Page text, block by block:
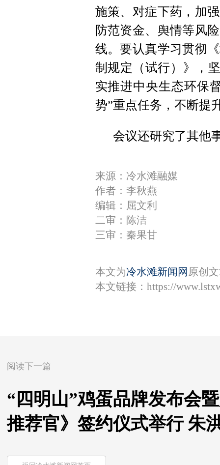
施策、对症下药，加
防范资金、舆情等风
线。要认真学习贯彻
制规定（试行）》，
实推进中央生态环保
势”重点任务，不断提
会议还研究了其他
来源：冷水滩融媒
作者：李秋燕
编辑：屈文利
二审：陈洁
三审：秦果甘
本文为冷水滩新闻网 原创
本文链接： https://
阅读下一篇
“四明山”鸡蛋品牌发布会
推荐官》签约仪式举行 朱